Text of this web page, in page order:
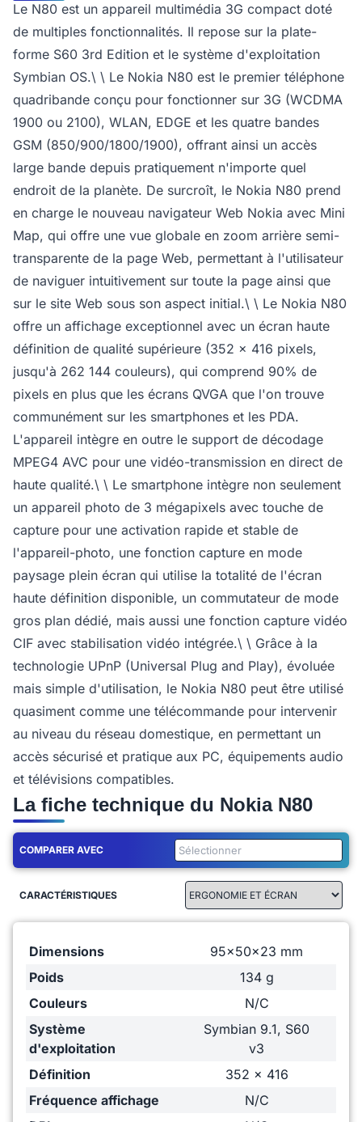
Le N80 est un appareil multimédia 3G compact doté
de multiples fonctionnalités. Il repose sur la plate-
forme S60 3rd Edition et le système d'exploitation
Symbian OS.\ \ Le Nokia N80 est le premier téléphone
quadribande conçu pour fonctionner sur 3G (WCDMA
1900 ou 2100), WLAN, EDGE et les quatre bandes
GSM (850/900/1800/1900), offrant ainsi un accès
large bande depuis pratiquement n'importe quel
endroit de la planète. De surcroît, le Nokia N80 prend
en charge le nouveau navigateur Web Nokia avec Mini
Map, qui offre une vue globale en zoom arrière semi-
transparente de la page Web, permettant à l'utilisateur
de naviguer intuitivement sur toute la page ainsi que
sur le site Web sous son aspect initial.\ \ Le Nokia N80
offre un affichage exceptionnel avec un écran haute
définition de qualité supérieure (352 x 416 pixels,
jusqu'à 262 144 couleurs), qui comprend 90% de
pixels en plus que les écrans QVGA que l'on trouve
communément sur les smartphones et les PDA.
L'appareil intègre en outre le support de décodage
MPEG4 AVC pour une vidéo-transmission en direct de
haute qualité.\ \ Le smartphone intègre non seulement
un appareil photo de 3 mégapixels avec touche de
capture pour une activation rapide et stable de
l'appareil-photo, une fonction capture en mode
paysage plein écran qui utilise la totalité de l'écran
haute définition disponible, un commutateur de mode
gros plan dédié, mais aussi une fonction capture vidéo
CIF avec stabilisation vidéo intégrée.\ \ Grâce à la
technologie UPnP (Universal Plug and Play), évoluée
mais simple d'utilisation, le Nokia N80 peut être utilisé
quasiment comme une télécommande pour intervenir
au niveau du réseau domestique, en permettant un
accès sécurisé et pratique aux PC, équipements audio
et télévisions compatibles.
La fiche technique du Nokia N80
COMPARER AVEC
CARACTÉRISTIQUES
Dimensions
95x50x23 mm
Poids
134 g
Couleurs
N/C
Système
d'exploitation
Symbian 9.1, S60
v3
Définition
352 x 416
Fréquence affichage
N/C